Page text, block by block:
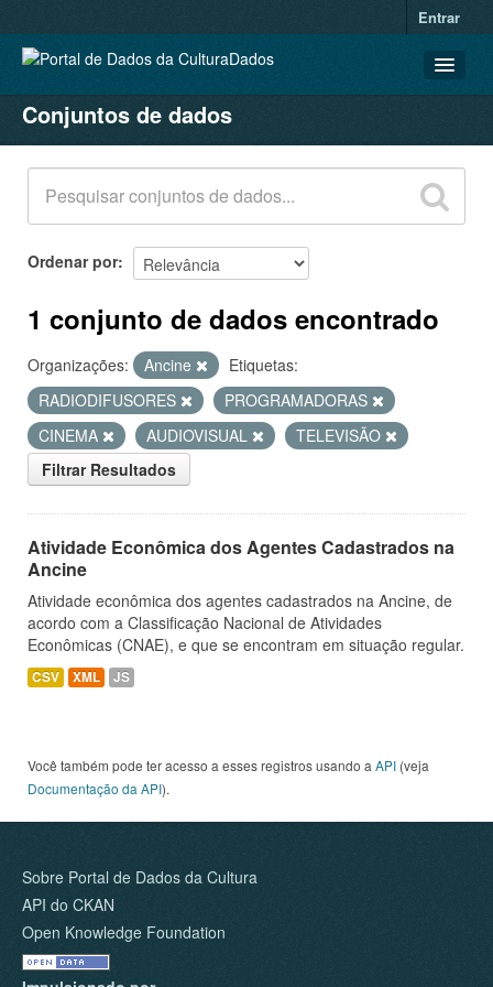
Entrar
CONJUNTOS DE DADOS
ORGANIZAÇÕES
GRUPOS
SOBRE
Conjuntos de dados
Ordenar por
1 conjunto de dados encontrado
Organizações: Ancine
Etiquetas:
RADIODIFUSORES
PROGRAMADORAS
CINEMA
AUDIOVISUAL
TELEVISÃO
Filtrar Resultados
Atividade Econômica dos Agentes Cadastrados na
Ancine
Atividade econômica dos agentes cadastrados na Ancine, de
acordo com a Classificação Nacional de Atividades
Econômicas (CNAE), e que se encontram em situação regular.
CSV XML JS
Você também pode ter acesso a esses registros usando a API (veja
Documentação da API).
Sobre Portal de Dados da Cultura
API do CKAN
Open Knowledge Foundation